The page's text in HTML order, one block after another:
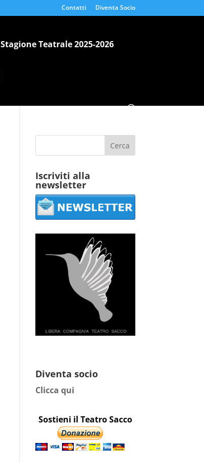
Contatti Diventa Socio
Stagione Teatrale 2025-2026
Iscriviti alla
newsletter
Diventa socio
Clicca qui
Sostieni il Teatro Sacco